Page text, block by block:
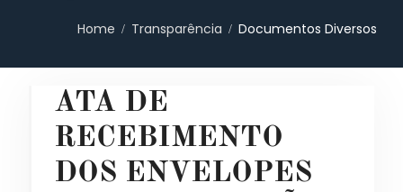
Home Transparência Documentos Diversos
ATA DE
RECEBIMENTO
DOS ENVELOPES